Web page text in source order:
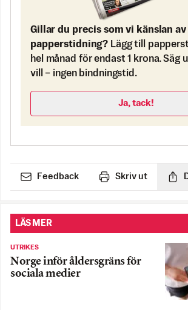
Gillar du precis som vi känslan av
papperstidning? Lägg till
hel månad för endast 1 krona. Säg
vill – ingen bindningstid.
Ja, tack!
Feedback Skriv ut
LÄS MER
UTRIKES
Norge inför åldersgräns för
sociala medier